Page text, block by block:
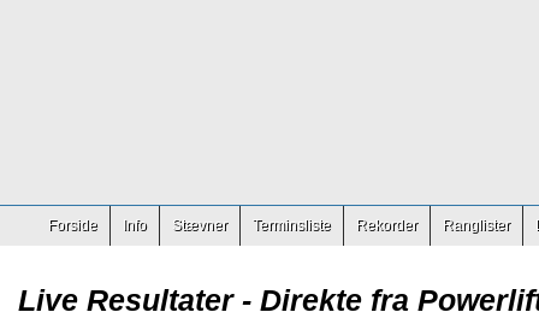
Forside Info Stævner Terminsliste Rekorder Ranglister
Live Resultater - Direkte fra